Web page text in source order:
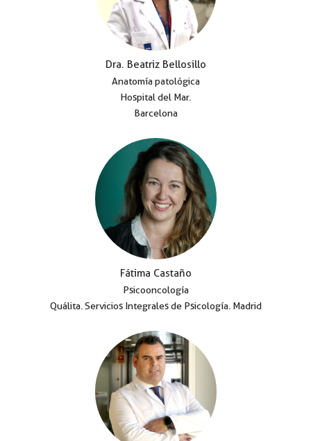
Dra. Beatriz Bellosillo
Anatomía patológica
Hospital del Mar.
Barcelona
Fátima Castaño
Psicooncología
Quálita. Servicios Integrales de Psicología. Madrid